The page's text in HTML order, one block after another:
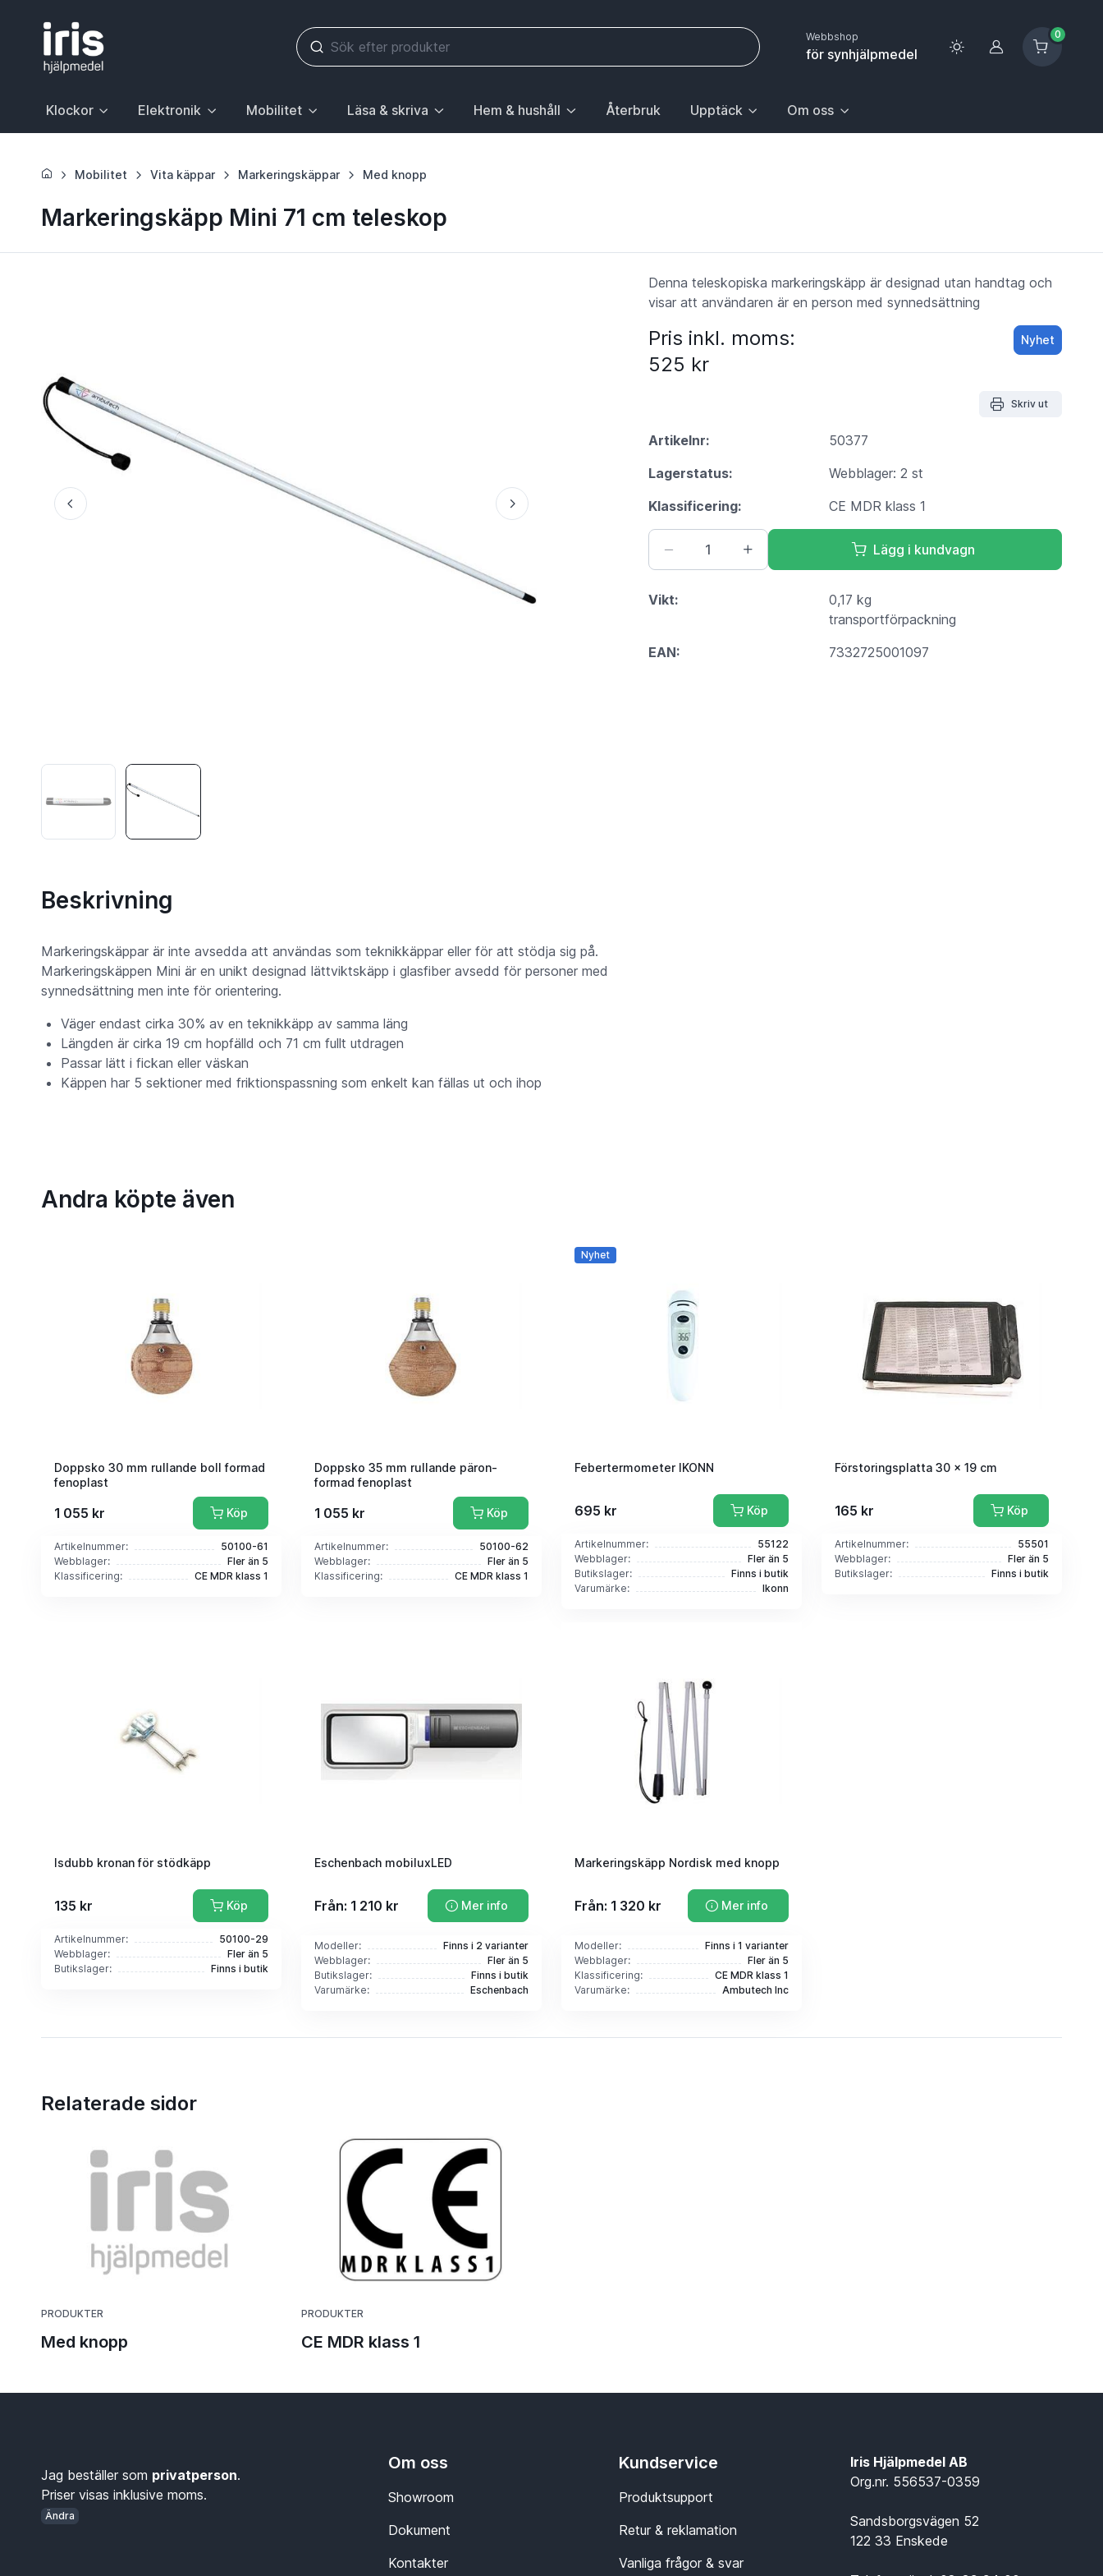
Webbshop
för synhjälpmedel Logga in
0
Klockor
Huvudrubrik med undermeny. För att gå till sidan Klockor, välj första posten: Gå till sida.
Elektronik
Huvudrubrik med undermeny. För att gå till sidan Elektronik, välj första posten: Gå till sida.
Mobilitet
Huvudrubrik med undermeny. För att gå till sidan Mobilitet, välj första posten: Gå till sida.
Läsa & skriva
Huvudrubrik med undermeny. För att gå till sidan Läsa & skriva, välj första posten: Gå till sida.
Hem & hushåll
Huvudrubrik med undermeny. För att gå till sidan Hem & hushåll, välj första posten: Gå till sida.
Återbruk
Upptäck
Huvudrubrik med undermeny. För att gå till sidan Upptäck, välj första
Om oss
Huvudrubrik med undermeny. För att gå till sidan Om
Mobilitet Vita käppar Markeringskäppar Med knopp
Markeringskäpp Mini 71 cm teleskop
Denna teleskopiska markeringskäpp är designad utan handtag och
visar att användaren är en person med synnedsättning
Nyhet
Pris inkl. moms:
525 kr
Skriv ut
Artikelnr:
50377
Lagerstatus:
Webblager: 2 st
Klassificering:
CE MDR klass 1
Lägg i kundvagn
Vikt:
0,17 kg
transportförpackning
EAN:
7332725001097
Beskrivning
Markeringskäppar är inte avsedda att användas som teknikkäppar eller för att stödja sig på.
Markeringskäppen Mini är en unikt designad lättviktskäpp i glasfiber avsedd för personer med
synnedsättning men inte för orientering.
Väger endast cirka 30% av en teknikkäpp av samma läng
Längden är cirka 19 cm hopfälld och 71 cm fullt utdragen
Passar lätt i fickan eller väskan
Käppen har 5 sektioner med friktionspassning som enkelt kan fällas ut och ihop
Andra köpte även
Doppsko 30 mm rullande boll formad
fenoplast
1 055 kr Köp
Artikelnummer:
50100-61
Webblager:
Fler än 5
Klassificering:
CE MDR klass 1
Doppsko 35 mm rullande päron-
formad fenoplast
1 055 kr Köp
Artikelnummer:
50100-62
Webblager:
Fler än 5
Klassificering:
CE MDR klass 1
Nyhet
Febertermometer IKONN
695 kr Köp
Artikelnummer:
55122
Webblager:
Fler än 5
Butikslager:
Finns i butik
Varumärke:
Ikonn
Förstoringsplatta 30 x 19 cm
165 kr Köp
Artikelnummer:
55501
Webblager:
Fler än 5
Butikslager:
Finns i butik
Isdubb kronan för stödkäpp
135 kr Köp
Artikelnummer:
50100-29
Webblager:
Fler än 5
Butikslager:
Finns i butik
Eschenbach mobiluxLED
Från: 1 210 kr Mer info
Modeller:
Finns i 2 varianter
Webblager:
Fler än 5
Butikslager:
Finns i butik
Varumärke:
Eschenbach
Markeringskäpp Nordisk med knopp
Från: 1 320 kr Mer info
Modeller:
Finns i 1 varianter
Webblager:
Fler än 5
Klassificering:
CE MDR klass 1
Varumärke:
Ambutech Inc
Relaterade sidor
PRODUKTER
Med knopp
PRODUKTER
CE MDR klass 1
Jag beställer som privatperson.
Priser visas inklusive moms.
Ändra
Om oss
Showroom
Dokument
Kontakter
Kundservice
Produktsupport
Retur & reklamation
Vanliga frågor & svar
Iris Hjälpmedel AB
Org.nr. 556537-0359
Sandsborgsvägen 52
122 33 Enskede